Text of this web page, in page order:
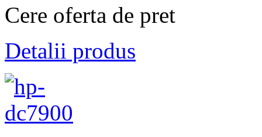
Cere oferta de pret
Detalii produs